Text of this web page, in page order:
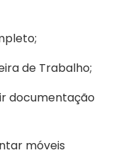
de Trabalho;
documentação
móveis